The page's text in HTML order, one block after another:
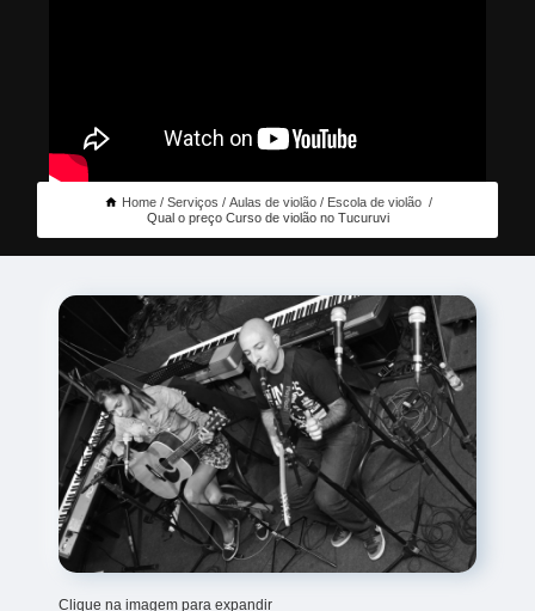
Home Serviços Aulas de violão
Escola de violão
Qual o preço Curso de violão no Tucuruvi
Clique na imagem para expandir